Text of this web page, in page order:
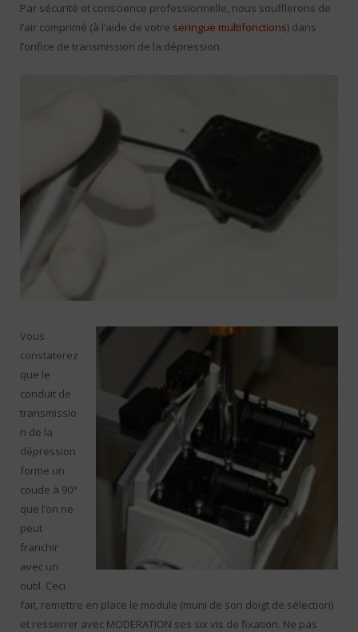
Par sécurité et conscience professionnelle, nous soufflerons de
l’air comprimé (à l’aide de votre seringue multifonctions) dans
l’orifice de transmission de la dépression.
Vous
constaterez
que le
conduit de
transmissio
n de la
dépression
forme un
coude à 90°
que l’on ne
peut
franchir
avec un
outil. Ceci
fait, remettre en place le module (muni de son doigt de sélection)
et resserrer avec MODERATION ses six vis de fixation. Ne pas